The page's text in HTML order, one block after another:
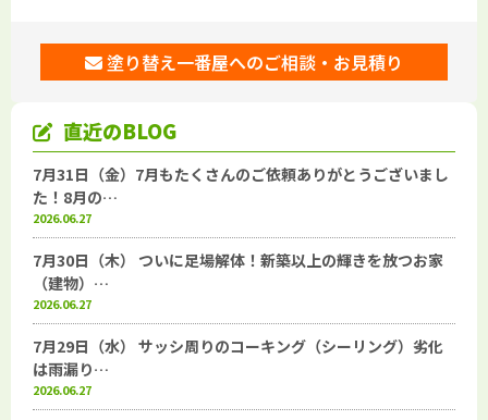
塗り替え一番屋へのご相談・お見積り
直近のBLOG
7月31日（金）7月もたくさんのご依頼ありがとうございまし
た！8月の…
2026.06.27
7月30日（木） ついに足場解体！新築以上の輝きを放つお家
（建物）…
2026.06.27
7月29日（水） サッシ周りのコーキング（シーリング）劣化
は雨漏り…
2026.06.27